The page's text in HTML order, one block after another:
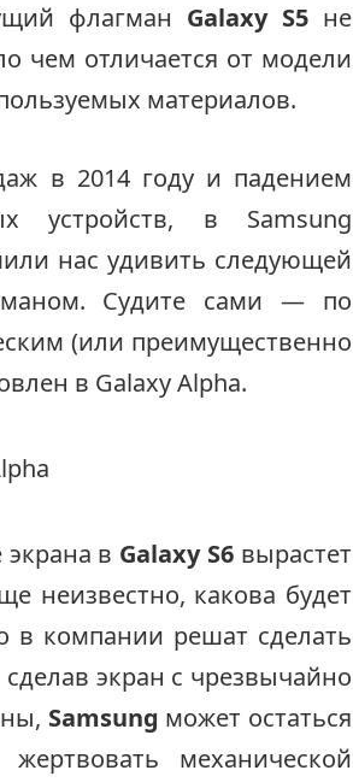
флагман Galaxy S5 не
чем отличается от модели
материалов.
в 2014 году и падением
устройств, в Samsung
нас удивить следующей
Судите сами — по
(или преимущественно
в Galaxy Alpha.
в Galaxy S6 вырастет
неизвестно, какова будет
в компании решат сделать
сделав экран с чрезвычайно
Samsung может остаться
механической